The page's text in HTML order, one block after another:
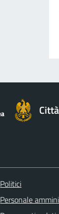
Politici
Personale